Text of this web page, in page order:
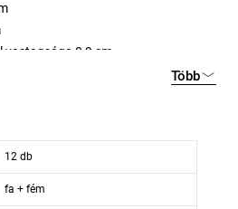
vastagsága 0,9 cm
Több
12 db
fa + fém